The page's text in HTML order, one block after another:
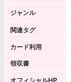
ジャンル
関連タグ
カード利用
領収書
オフィシャルHP